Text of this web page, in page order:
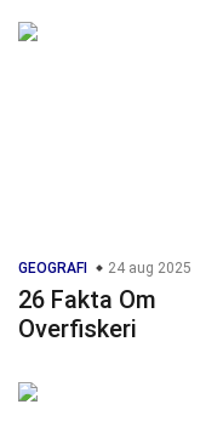
GEOGRAFI 24 aug 2025
26 Fakta Om
Overfiskeri